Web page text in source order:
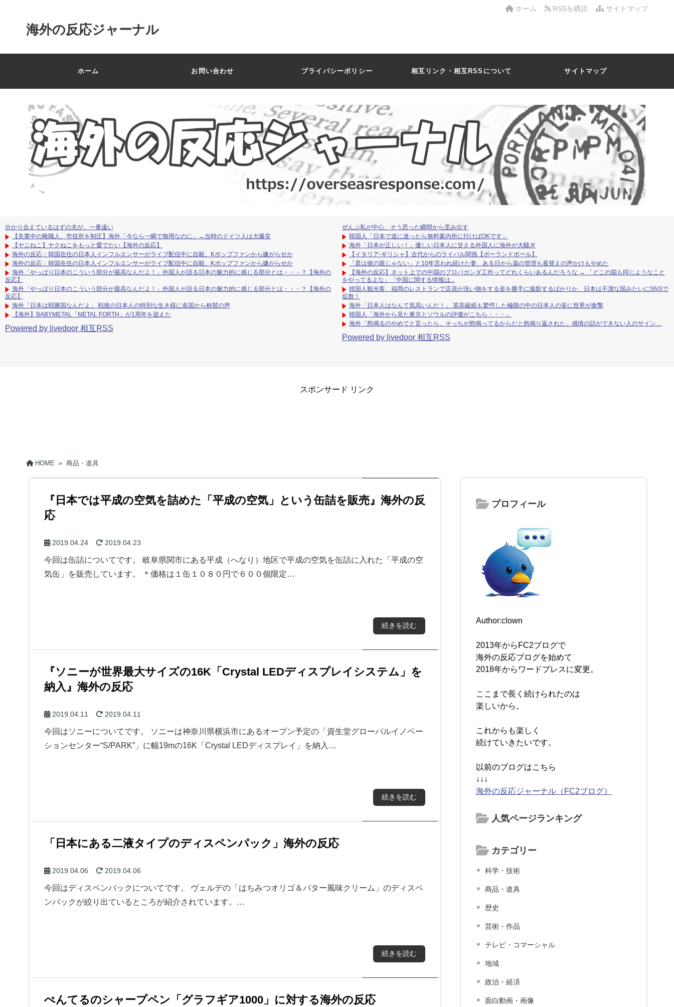
サイトマップ
RSSを購読
ホーム
海外の反応ジャーナル
ホーム お問い合わせ プライバシーポリシー 相互リンク・相互RSSについて サイトマップ
分かり合えているはずの夫が、一番遠い
【失業中の靴職人、市役所を制圧】海外「今なら一瞬で御用なのに」→当時のドイツ人は大爆笑
【ヤニねこ】ヤクねこをもっと愛でたい【海外の反応】
海外の反応：韓国在住の日本人インフルエンサーがライブ配信中に自殺、Kポップファンから嫌がらせか
海外の反応：韓国在住の日本人インフルエンサーがライブ配信中に自殺、Kポップファンから嫌がらせか
海外「やっぱり日本のこういう部分が最高なんだよ！」外国人が語る日本の魅力的に感じる部分とは・・・？【海外の
反応】
海外「やっぱり日本のこういう部分が最高なんだよ！」外国人が語る日本の魅力的に感じる部分とは・・・？【海外の
反応】
海外「日本は戦勝国なんだよ」 戦後の日本人の特別な生き様に各国から称賛の声
【海外】BABYMETAL「METAL FORTH」が1周年を迎えた
Powered by livedoor 相互RSS
ぜんぶ私が中心、そう思った瞬間から歪み出す
韓国人「日本で道に迷ったら無料案内所に行けばOKです」
海外「日本が正しい！」優しい日本人に甘える外国人に海外が大騒ぎ
【イタリア-ギリシャ】古代からのライバル関係【ポーランドボール】
「君は彼の親じゃない」と10年言われ続けた妻、ある日から薬の管理も着替えの声かけもやめた
【海外の反応】ネット上での中国のプロパガンダ工作ってどれくらいあるんだろうな → 「どこの国も同じようなこと
をやってるよな」「中国に関する情報は...
韓国人観光客、福岡のレストランで店員が洗い物をする姿を勝手に撮影するばかりか、日本は不潔な国みたいにSNSで
拡散！
海外「日本人はなんて気高いんだ！」 英高級紙も驚愕した極限の中の日本人の姿に世界が衝撃
韓国人「海外から見た東京とソウルの評価がこちら・・・」
海外「怒鳴るのやめてと言ったら、そっちが怒鳴ってるからだと怒鳴り返された」感情の話ができない人のサイン…
Powered by livedoor 相互RSS
スポンサード リンク
HOME » 商品・道具
『日本では平成の空気を詰めた「平成の空気」という缶詰を販売』海外の反
応
2019.04.24 2019.04.23
今回は缶詰についてです。 岐阜県関市にある平成（へなり）地区で平成の空気を缶詰に入れた「平成の空
気缶」を販売しています。 ＊価格は１缶１０８０円で６００個限定…
続きを読む
『ソニーが世界最大サイズの16K「Crystal LEDディスプレイシステム」を
納入』海外の反応
2019.04.11 2019.04.11
今回はソニーについてです。 ソニーは神奈川県横浜市にあるオープン予定の「資生堂グローバルイノベー
ションセンター“S/PARK”」に幅19mの16K「Crystal LEDディスプレイ」を納入…
続きを読む
「日本にある二液タイプのディスペンパック」海外の反応
2019.04.06 2019.04.06
今回はディスペンパックについてです。 ヴェルデの「はちみつオリゴ＆バター風味クリーム」のディスペ
ンパックが絞り出ているところが紹介されています。…
続きを読む
ぺんてるのシャープペン「グラフギア1000」に対する海外の反応
プロフィール
Author:clown
2013年からFC2ブログで
海外の反応ブログを始めて
2018年からワードプレスに変更。
ここまで長く続けられたのは
楽しいから。
これからも楽しく
続けていきたいです。
以前のブログはこちら
↓↓↓
海外の反応ジャーナル（FC2ブログ）
人気ページランキング
カテゴリー
科学・技術
商品・道具
歴史
芸術・作品
テレビ・コマーシャル
地域
政治・経済
面白動画・画像